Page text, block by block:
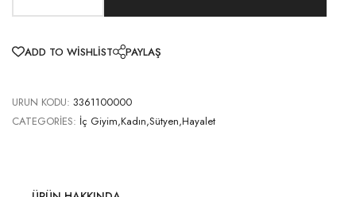
ADD TO WISHLIST PAYLAŞ
URUN KODU: 3361100000
CATEGORIES: İç Giyim,Kadın,Sütyen,Hayalet